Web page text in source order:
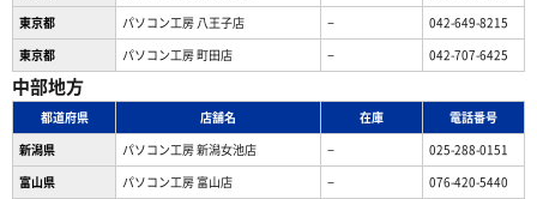
東京都
パソコン工房 八王子店 −
042-649-8215
東京都
パソコン工房 町田店 − 042-707-6425
中部地方
都道府県 店舗名 在庫
電話番号
新潟県
パソコン工房 新潟女池店 −
025-288-0151
富山県
パソコン工房 富山店 −
076-420-5440